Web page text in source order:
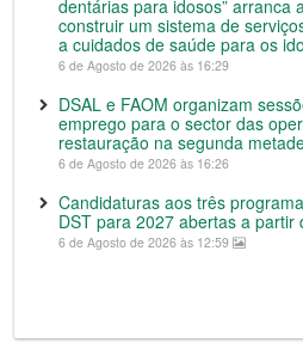
dentárias para idosos” arranca
construir um sistema de
a cuidados de saúde para os
6 de Agosto de 2026 às 16:29
DSAL e FAOM organizam
emprego para o sector das
restauração na segunda
6 de Agosto de 2026 às 16:26
Candidaturas aos três
DST para 2027 abertas a partir
6 de Agosto de 2026 às 12:59